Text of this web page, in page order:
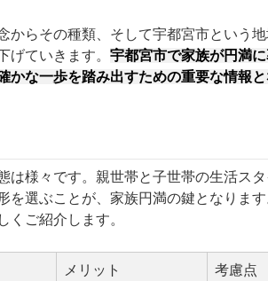
からその種類、そして宇都宮市という
げていきます。 宇都宮市で家族が円満
かな一歩を踏み出すための重要な情報と
は様々です。親世帯と子世帯の生活ス
選ぶことが、家族円満の鍵となります
くご紹介します。
メリット 考慮点